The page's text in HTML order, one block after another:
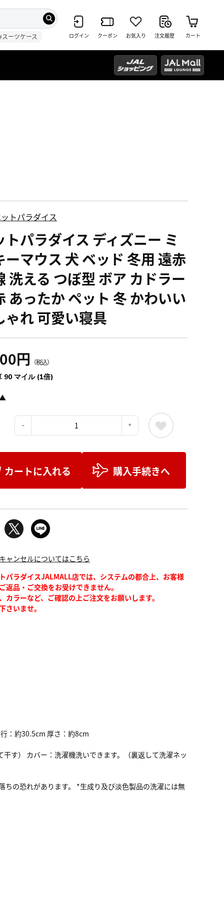
スーツケース ログイン クーポン お気入り 注文履歴 カート
トパラダイス
トパラダイス ディズニー ミ
ーマウス 犬 ベッド 冬用 遠赤
洗える つぼ型 ボア カドラー
あったか ペット 冬 かわいい
ゃれ 可愛い寝具
円 （税込）
90 マイル (1倍)
カートに入れる 購入手続きへ
ャンセルについてはこちら
パラダイスJALMALL店では、システムの都合上、お客様
返品・ご交換をお受けできません。
カラーなど、ご確認の上ご注文をお願いします。
さいませ。
：約30.5cm 厚さ：約8cm
す） カバー：洗濯機洗いできます。（裏返して洗濯ネッ
の恐れがあります。 *生成り及び淡色製品の洗濯には無